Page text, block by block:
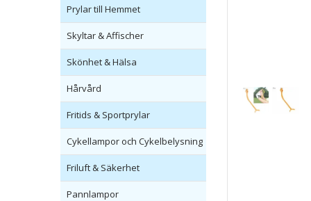
Prylar till Hemmet
Skyltar & Affischer
Skönhet & Hälsa
Hårvård
Fritids & Sportprylar
Cykellampor och Cykelbelysning
Friluft & Säkerhet
Pannlampor